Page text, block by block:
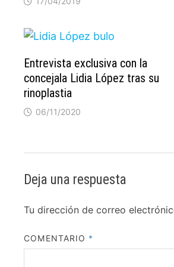
Entrevista exclusiva con la
concejala Lidia López tras su
rinoplastia
06/11/2020
Deja una respuesta
Tu dirección de correo
COMENTARIO *